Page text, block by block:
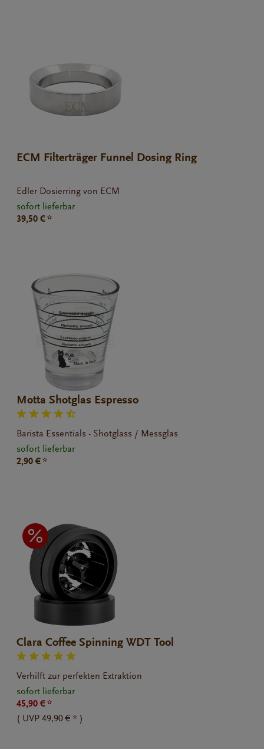
ECM Filterträger Funnel Dosing Ring
Edler Dosierring von ECM
sofort lieferbar
39,50 € *
Motta Shotglas Espresso
Barista Essentials - Shotglass / Messglas
sofort lieferbar
2,90 € *
Clara Coffee Spinning WDT Tool
Verhilft zur perfekten Extraktion
sofort lieferbar
45,90 € *
( UVP 49,90 € * )